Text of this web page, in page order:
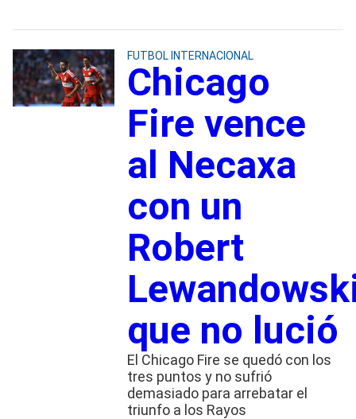
FUTBOL INTERNACIONAL
Chicago
Fire vence
al Necaxa
con un
Robert
que no lució
El Chicago Fire se quedó con los
tres puntos y no sufrió
demasiado para arrebatar el
triunfo a los Rayos